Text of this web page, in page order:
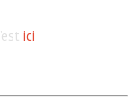
ici